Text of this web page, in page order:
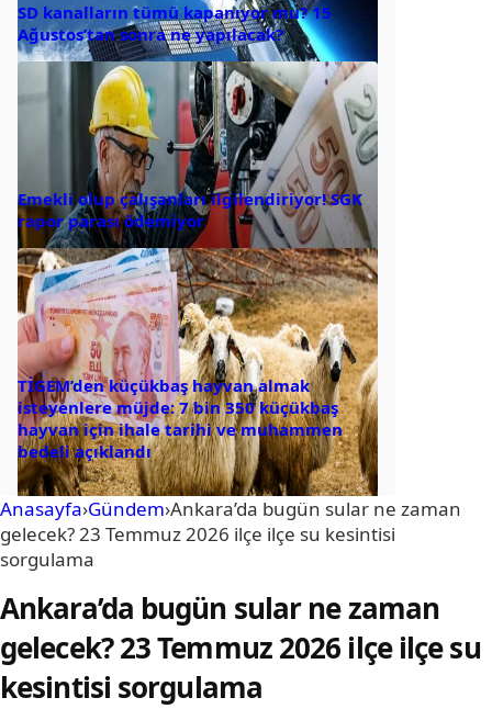
SD kanalların tümü kapanıyor mu? 15
Ağustos’tan sonra ne yapılacak?
Emekli olup çalışanları ilgilendiriyor! SGK
rapor parası ödemiyor
TİGEM’den küçükbaş hayvan almak
isteyenlere müjde: 7 bin 350 küçükbaş
hayvan için ihale tarihi ve muhammen
bedeli açıklandı
Anasayfa›Gündem›Ankara’da bugün sular ne zaman
gelecek? 23 Temmuz 2026 ilçe ilçe su kesintisi
sorgulama
Ankara’da bugün sular ne zaman
gelecek? 23 Temmuz 2026 ilçe ilçe su
kesintisi sorgulama